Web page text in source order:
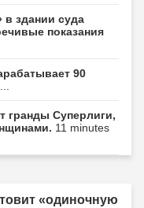
здании суда
показания
90
гранды Суперлиги,
11 minutes
«одиночную